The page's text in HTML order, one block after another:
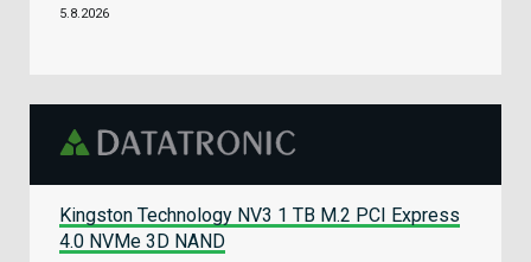
5.8.2026
Kingston Technology NV3 1 TB M.2 PCI Express
4.0 NVMe 3D NAND